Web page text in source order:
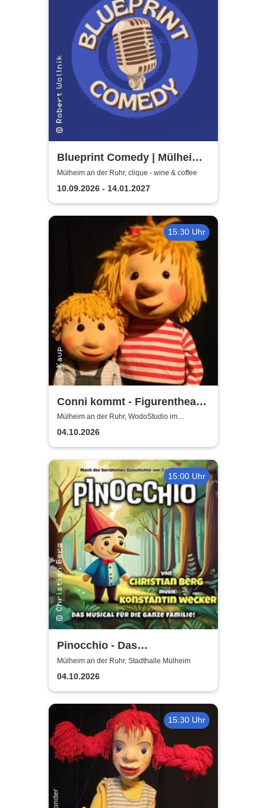
Blueprint Comedy | Mülheim
an der Ruhr
Mülheim an der Ruhr, clique - wine & coffee
10.09.2026 - 14.01.2027
15:30 Uhr
Conni kommt - Figurentheater
für alle ab 4 Jahren
Mülheim an der Ruhr, WodoStudio im
Ringlokschuppen Ruhr
04.10.2026
15:00 Uhr
Pinocchio - Das
Kindermusical: Nach der
berühmten Geschichte von
Carlo Collodi
Mülheim an der Ruhr, Stadthalle Mülheim
04.10.2026
15:30 Uhr